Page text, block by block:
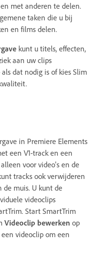
met anderen te delen.
taken die u bij
en films delen.
kunt u titels, effecten,
aan uw clips
dat nodig is of kies Slim
in Premiere Elements
een V1-track en een
voor video's en de
tracks ook verwijderen
muis. U kunt de
videoclips
Start SmartTrim
Videoclip bewerken op
videoclip om een